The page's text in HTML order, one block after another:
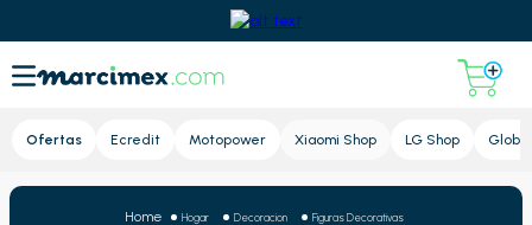
Ofertas Ecredit Motopower Xiaomi Shop LG Shop Global
Hogar Decoracion Figuras Decorativas